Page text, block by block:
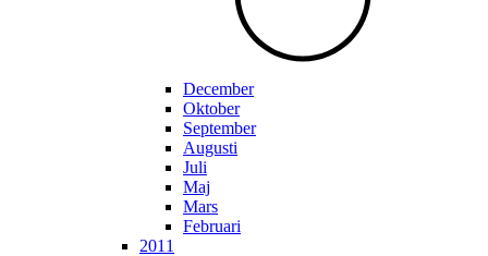
December
Oktober
September
Augusti
Juli
Maj
Mars
Februari
2011